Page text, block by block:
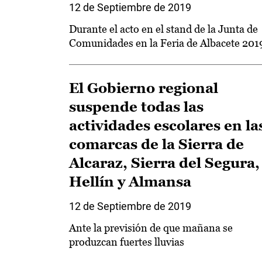
12 de Septiembre de 2019
Durante el acto en el stand de la Junta de
Comunidades en la Feria de Albacete
El Gobierno regional
suspende todas las
actividades escolares en
comarcas de la Sierra de
Alcaraz, Sierra del Segura,
Hellín y Almansa
12 de Septiembre de 2019
Ante la previsión de que mañana se
produzcan fuertes lluvias